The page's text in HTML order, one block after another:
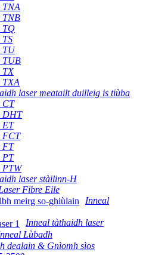
TNA
TNB
TQ
TS
TU
TUB
TX
TXA
laser meatailt duilleig is tiùba
CT
DHT
ET
FCT
FT
PT
PTW
laser stàilinn-H
Fibre Eile
Inneal
Inneal tàthaidh laser
Lùbadh
dealain & Gnìomh sìos